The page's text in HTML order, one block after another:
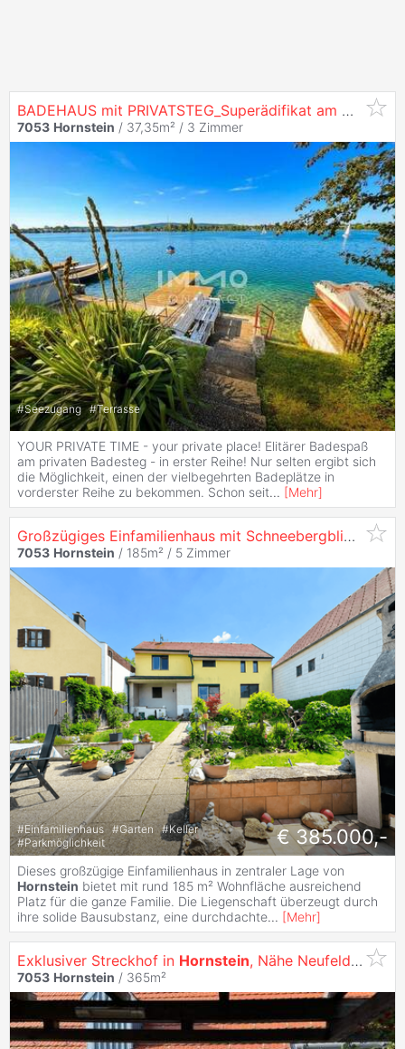
BADEHAUS mit PRIVATSTEG_Superädifikat am Neufelder See I > Uferparzelle < NEUE PREISGESTALTUNG!
7053 Hornstein / 37,35m² / 3 Zimmer
#Seezugang #Terrasse
YOUR PRIVATE TIME - your private place! Elitärer Badespaß
am privaten Badesteg - in erster Reihe! Nur selten ergibt sich
die Möglichkeit, einen der vielbegehrten Badeplätze in
vorderster Reihe zu bekommen. Schon seit... [Mehr]
Großzügiges Einfamilienhaus mit Schneebergblick, Doppelgarage und 4 Schlafzimmern in
7053 Hornstein / 185m² / 5 Zimmer
#Einfamilienhaus #Garten #Keller
#Parkmöglichkeit € 385.000,-
Dieses großzügige Einfamilienhaus in zentraler Lage von
Hornstein bietet mit rund 185 m² Wohnfläche ausreichend
Platz für die ganze Familie. Die Liegenschaft überzeugt durch
ihre solide Bausubstanz, eine durchdachte... [Mehr]
Exklusiver Streckhof in Hornstein, Nähe Neufeldersee, zu
7053 Hornstein / 365m²